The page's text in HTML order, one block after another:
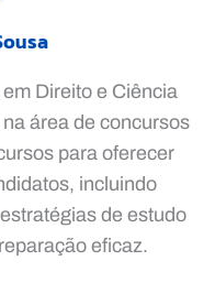
Direito e Ciência
área de concursos
para oferecer
incluindo
de estudo
eficaz.